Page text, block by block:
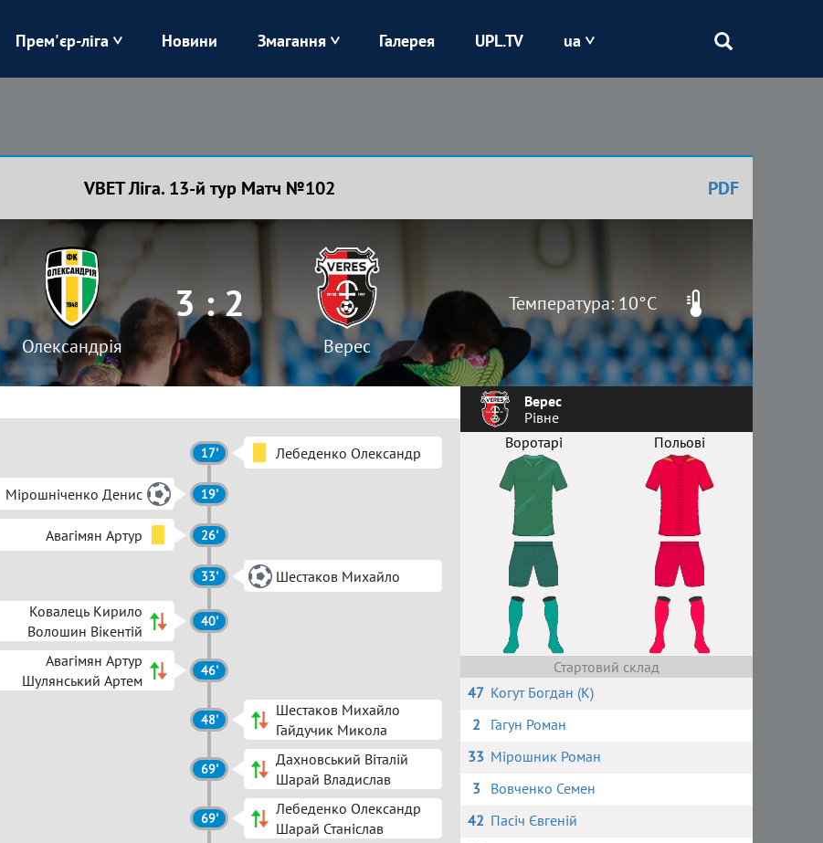
Карпати Колос Кривбас
Харків Чорноморець
Прем'єр-ліга Новини Змагання Галерея UPL.TV ua
VBET Ліга. 13-й тур Матч №102 PDF
Олександрія
3 : 2
Верес
Температура: 10°C
17' Лебеденко Олександр
Мірошніченко Денис 19'
Авагімян Артур 26'
33'
Шестаков Михайло
Ковалець Кирило
Волошин Вікентій
40'
Авагімян Артур
Шулянський Артем
46'
48'
Шестаков Михайло
Гайдучик Микола
69'
Дахновський Віталій
Шарай Владислав
69'
Лебеденко Олександр
Шарай Станіслав
Верес
Рівне
Воротарі
Польові
Стартовий склад
47 Когут Богдан (К)
2
Гагун Роман
33 Мірошник Роман
3
Вовченко Семен
42 Пасіч Євгеній